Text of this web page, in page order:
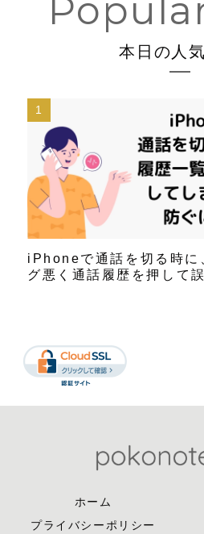
本日の人
iPhoneで通話を切る時に
グ悪く通話履歴を押して
ホーム
プライバシーポリシー